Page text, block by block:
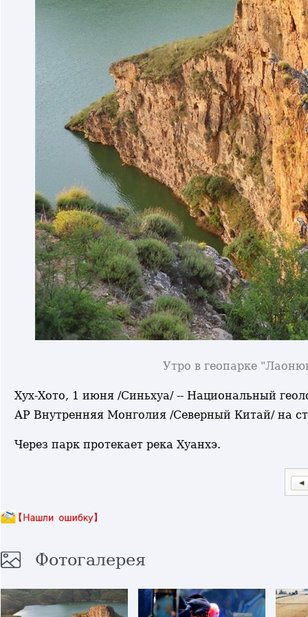
Утро в геопарке
Хух-Хото, 1 июня /Синьхуа/ -- Национальный
АР Внутренняя Монголия /Северный Китай/ на
Через парк протекает река Хуанхэ.
Фотогалерея